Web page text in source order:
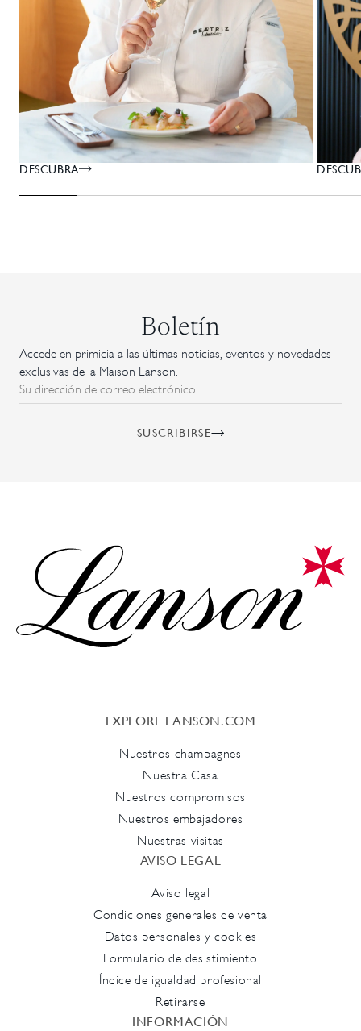
DESCUBRA
Boletín
Accede en primicia a las últimas noticias, eventos y novedades
exclusivas de la Maison Lanson.
Su dirección de correo electrónico
SUSCRIBIRSE
EXPLORE LANSON.COM
Nuestros champagnes
Nuestra Casa
Nuestros compromisos
Nuestros embajadores
Nuestras visitas
AVISO LEGAL
Aviso legal
Condiciones generales de venta
Datos personales y cookies
Formulario de desistimiento
Índice de igualdad profesional
Retirarse
INFORMACIÓN